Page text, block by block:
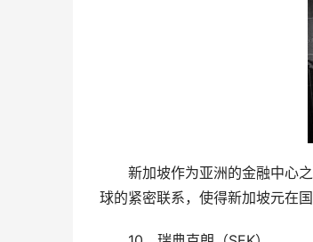
新加坡作为亚洲的金融中心
球的紧密联系，使得新加坡元在